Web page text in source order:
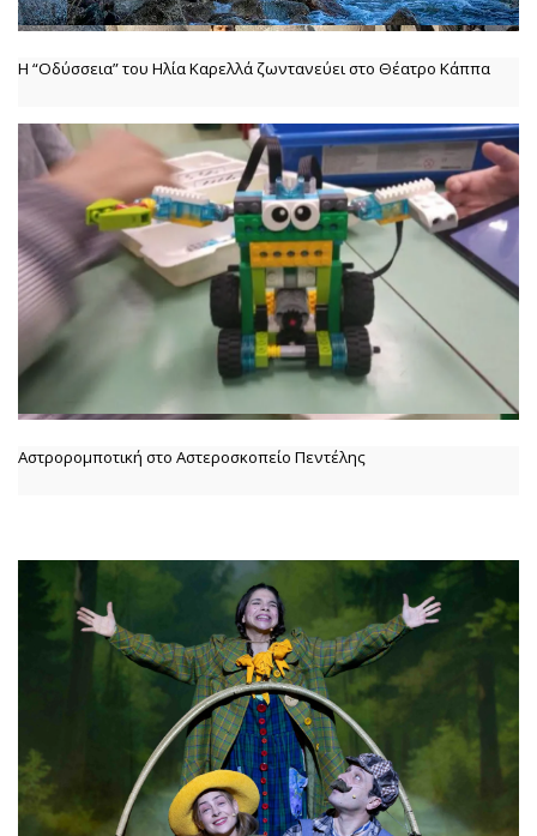
Η “Οδύσσεια” του Ηλία Καρελλά ζωντανεύει στο Θέατρο Κάππα
Αστρορομποτική στο Αστεροσκοπείο Πεντέλης